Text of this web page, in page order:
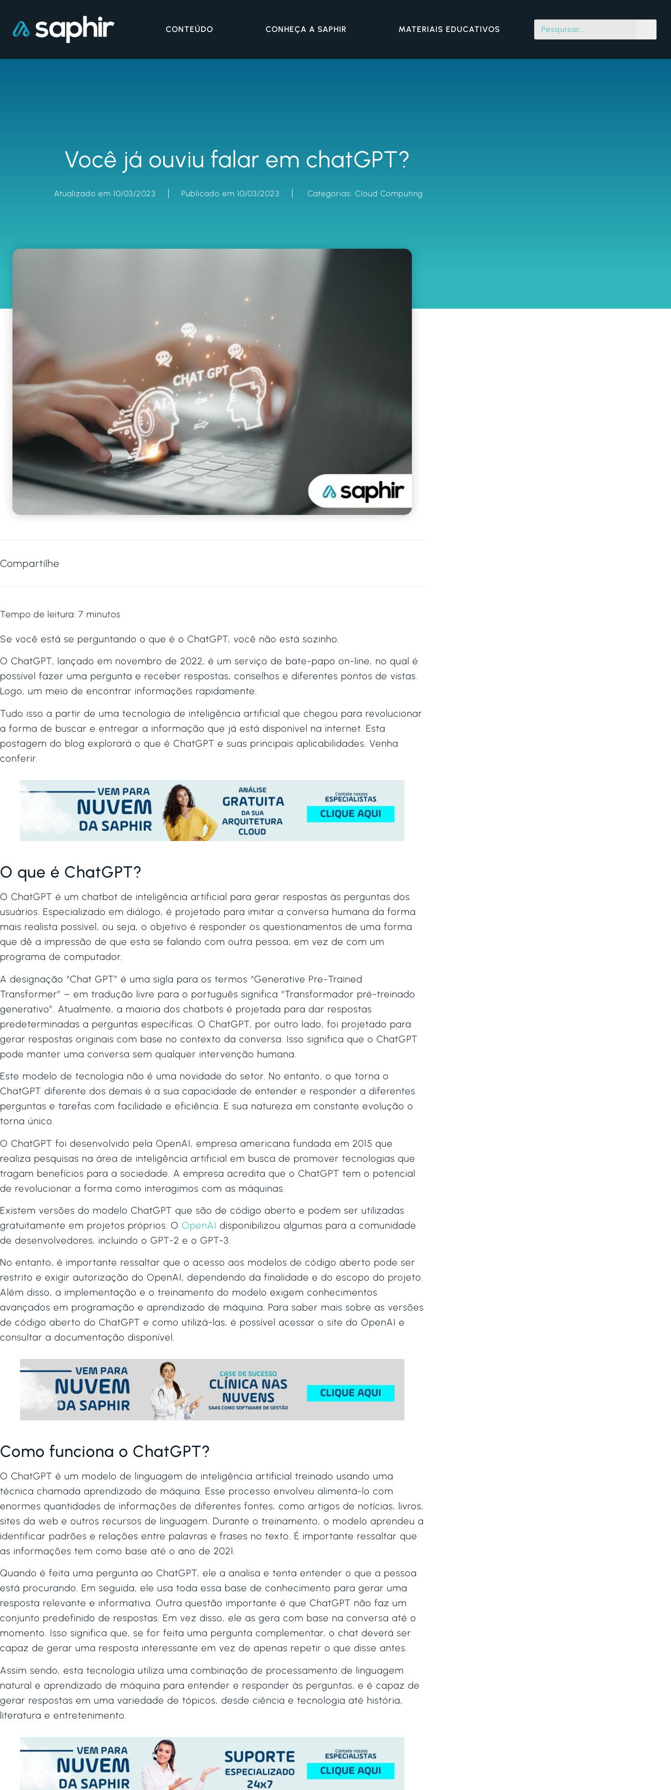
CONTEÚDO CONHEÇA A SAPHIR MATERIAIS EDUCATIVOS
Você já ouviu falar em chatGPT?
Atualizado em 10/03/2023 Publicado em 10/03/2023 Categorias: Cloud Computing
Compartilhe
Tempo de leitura: 7 minutos
Se você está se perguntando o que é o ChatGPT, você não está sozinho.
O ChatGPT, lançado em novembro de 2022, é um serviço de bate-papo on-line, no qual é
possível fazer uma pergunta e receber respostas, conselhos e diferentes pontos de vistas.
Logo, um meio de encontrar informações rapidamente.
Tudo isso a partir de uma tecnologia de inteligência artificial que chegou para revolucionar
a forma de buscar e entregar a informação que já está disponível na internet. Esta
postagem do blog explorará o que é ChatGPT e suas principais aplicabilidades. Venha
conferir.
O que é ChatGPT?
O ChatGPT é um chatbot de inteligência artificial para gerar respostas às perguntas dos
usuários. Especializado em diálogo, é projetado para imitar a conversa humana da forma
mais realista possível, ou seja, o objetivo é responder os questionamentos de uma forma
que dê a impressão de que esta se falando com outra pessoa, em vez de com um
programa de computador.
A designação “Chat GPT” é uma sigla para os termos “Generative Pre-Trained
Transformer” – em tradução livre para o português significa “Transformador pré-treinado
generativo”. Atualmente, a maioria dos chatbots é projetada para dar respostas
predeterminadas a perguntas específicas. O ChatGPT, por outro lado, foi projetado para
gerar respostas originais com base no contexto da conversa. Isso significa que o ChatGPT
pode manter uma conversa sem qualquer intervenção humana.
Este modelo de tecnologia não é uma novidade do setor. No entanto, o que torna o
ChatGPT diferente dos demais é a sua capacidade de entender e responder a diferentes
perguntas e tarefas com facilidade e eficiência. E sua natureza em constante evolução o
torna único.
O ChatGPT foi desenvolvido pela OpenAI, empresa americana fundada em 2015 que
realiza pesquisas na área de inteligência artificial em busca de promover tecnologias que
tragam benefícios para a sociedade. A empresa acredita que o ChatGPT tem o potencial
de revolucionar a forma como interagimos com as máquinas.
Existem versões do modelo ChatGPT que são de código aberto e podem ser utilizadas
gratuitamente em projetos próprios. O OpenAI disponibilizou algumas para a comunidade
de desenvolvedores, incluindo o GPT-2 e o GPT-3.
No entanto, é importante ressaltar que o acesso aos modelos de código aberto pode ser
restrito e exigir autorização do OpenAI, dependendo da finalidade e do escopo do projeto.
Além disso, a implementação e o treinamento do modelo exigem conhecimentos
avançados em programação e aprendizado de máquina. Para saber mais sobre as versões
de código aberto do ChatGPT e como utilizá-las, é possível acessar o site do OpenAI e
consultar a documentação disponível.
Como funciona o ChatGPT?
O ChatGPT é um modelo de linguagem de inteligência artificial treinado usando uma
técnica chamada aprendizado de máquina. Esse processo envolveu alimentá-lo com
enormes quantidades de informações de diferentes fontes, como artigos de notícias, livros,
sites da web e outros recursos de linguagem. Durante o treinamento, o modelo aprendeu a
identificar padrões e relações entre palavras e frases no texto. É importante ressaltar que
as informações tem como base até o ano de 2021.
Quando é feita uma pergunta ao ChatGPT, ele a analisa e tenta entender o que a pessoa
está procurando. Em seguida, ele usa toda essa base de conhecimento para gerar uma
resposta relevante e informativa. Outra questão importante é que ChatGPT não faz um
conjunto predefinido de respostas. Em vez disso, ele as gera com base na conversa até o
momento. Isso significa que, se for feita uma pergunta complementar, o chat deverá ser
capaz de gerar uma resposta interessante em vez de apenas repetir o que disse antes.
Assim sendo, esta tecnologia utiliza uma combinação de processamento de linguagem
natural e aprendizado de máquina para entender e responder às perguntas, e é capaz de
gerar respostas em uma variedade de tópicos, desde ciência e tecnologia até história,
literatura e entretenimento.